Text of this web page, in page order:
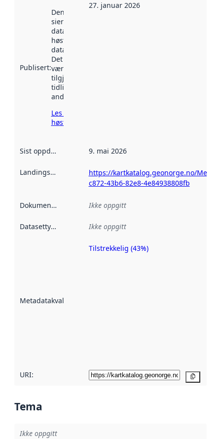
Publisert:
Denne datoen
sier når
datasettet ble
høstet av
data.norge.no.
Det kan ha
vært
tilgjengelig
tidligere
andre steder.
Les mer om
høsting her
27. januar 2026
Sist oppdatert 9. mai 2026
Landingsside
https://kartkatalog.geonorge.no/
c872-43b6-82e8-4e84938808fb
Dokumentasjon Ikke oppgitt
Datasettype Ikke oppgitt
Metadatakvalitet
Metadatakvalitet
Tilstrekkelig (43%)
URI:
Tema
Ikke oppgitt